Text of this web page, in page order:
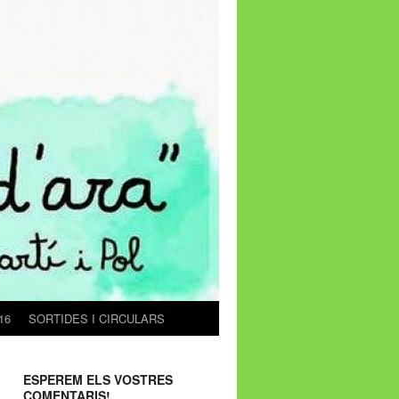
SORTIDES I CIRCULARS
ESPEREM ELS VOSTRES
COMENTARIS!